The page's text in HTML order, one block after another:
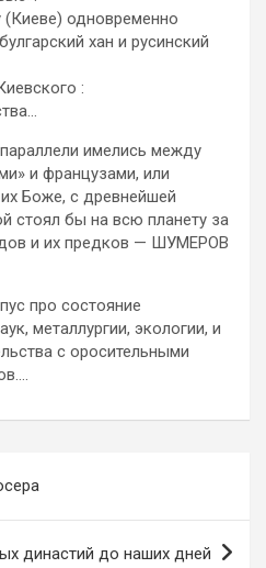
(Киеве) одновременно
хан и русинский
:
имелись между
и французами, или
Боже, с древнейшей
стоял бы на всю планету за
и их предков — ШУМЕРОВ
про состояние
металлургии, экологии, и
с оросительными
династий до наших дней